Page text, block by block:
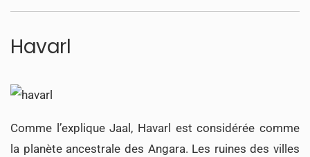
Havarl
Comme l’explique Jaal, Havarl est considérée comme
la planète ancestrale des Angara. Les ruines des villes